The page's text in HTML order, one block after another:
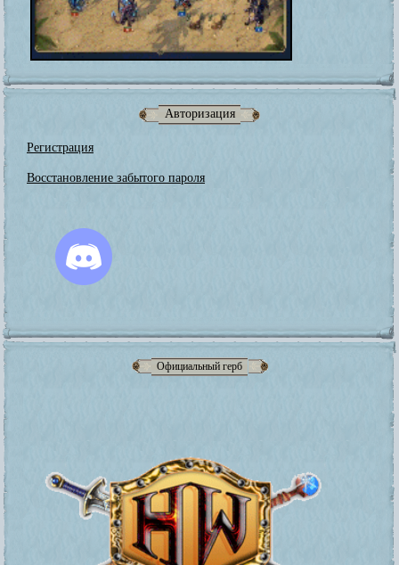
Авторизация
Регистрация
Восстановление забытого пароля
Официальный герб